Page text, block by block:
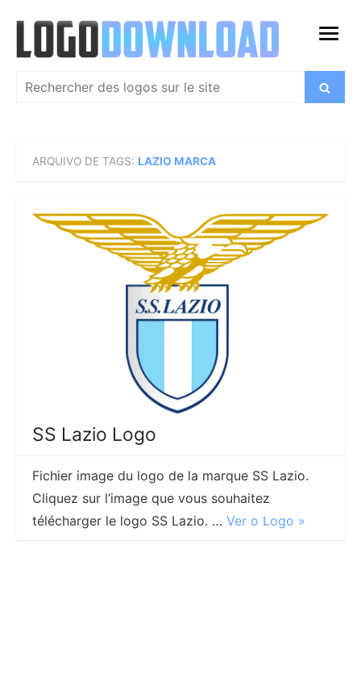
content
open
Search
Search
ARQUIVO DE TAGS: LAZIO MARCA
SS Lazio Logo
Fichier image du logo de la marque SS Lazio.
Cliquez sur l’image que vous souhaitez
télécharger le logo SS Lazio. … Ver o Logo »